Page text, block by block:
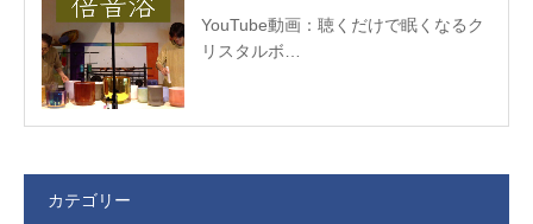
YouTube動画：聴くだけで眠くなるク
リスタルボ…
カテゴリー